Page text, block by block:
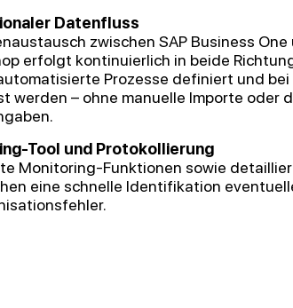
Datenfluss
zwischen SAP Business One
erfolgt kontinuierlich in beide
Prozesse definiert und
werden – ohne manuelle Importe oder
Tool und Protokollierung
Monitoring-Funktionen sowie
eine schnelle Identifikation